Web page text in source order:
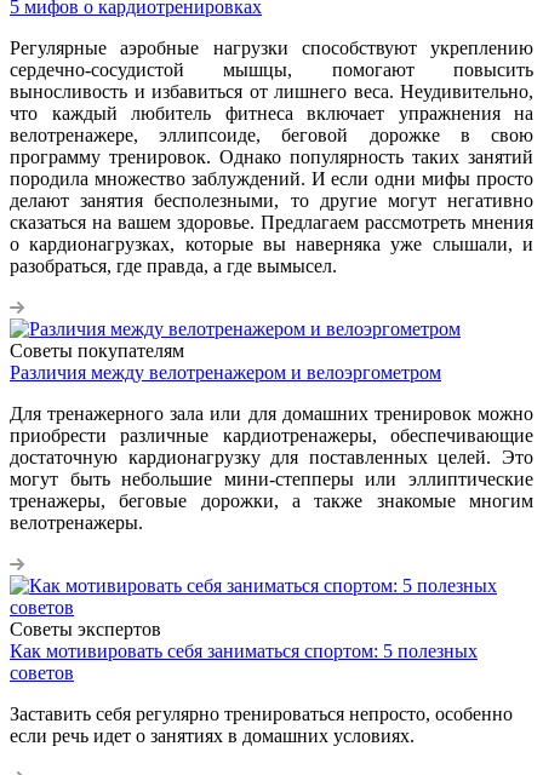
5 мифов о кардиотренировках
Регулярные аэробные нагрузки способствуют укреплению
сердечно-сосудистой мышцы, помогают повысить
выносливость и избавиться от лишнего веса. Неудивительно,
что каждый любитель фитнеса включает упражнения на
велотренажере, эллипсоиде, беговой дорожке в свою
программу тренировок. Однако популярность таких занятий
породила множество заблуждений. И если одни мифы просто
делают занятия бесполезными, то другие могут негативно
сказаться на вашем здоровье. Предлагаем рассмотреть мнения
о кардионагрузках, которые вы наверняка уже слышали, и
разобраться, где правда, а где вымысел.
Советы покупателям
Различия между велотренажером и велоэргометром
Для тренажерного зала или для домашних тренировок можно
приобрести различные кардиотренажеры, обеспечивающие
достаточную кардионагрузку для поставленных целей. Это
могут быть небольшие мини-степперы или эллиптические
тренажеры, беговые дорожки, а также знакомые многим
велотренажеры.
Советы экспертов
Как мотивировать себя заниматься спортом: 5 полезных
советов
Заставить себя регулярно тренироваться непросто, особенно
если речь идет о занятиях в домашних условиях.